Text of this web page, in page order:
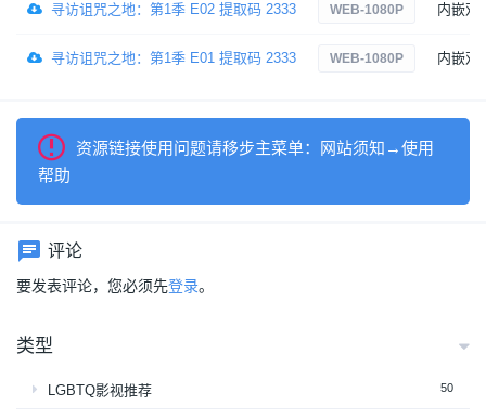
寻访诅咒之地：第1季 E02 提取码 2333 WEB-1080P 内嵌双
寻访诅咒之地：第1季 E01 提取码 2333 WEB-1080P 内嵌双
资源链接使用问题请移步主菜单：网站须知→使用
帮助
评论
要发表评论，您必须先登录。
类型
LGBTQ影视推荐 50